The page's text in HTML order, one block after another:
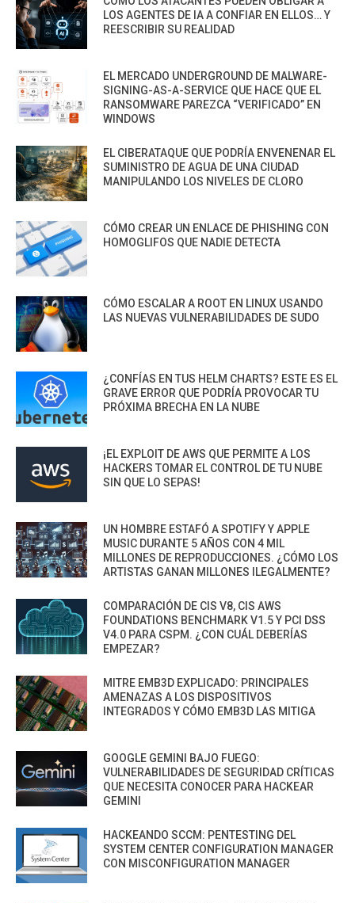
LOS AGENTES DE IA A CONFIAR EN ELLOS… Y
REESCRIBIR SU REALIDAD
EL MERCADO UNDERGROUND DE MALWARE-
SIGNING-AS-A-SERVICE QUE HACE QUE EL
RANSOMWARE PAREZCA “VERIFICADO” EN
WINDOWS
EL CIBERATAQUE QUE PODRÍA ENVENENAR EL
SUMINISTRO DE AGUA DE UNA CIUDAD
MANIPULANDO LOS NIVELES DE CLORO
CÓMO CREAR UN ENLACE DE PHISHING CON
HOMOGLIFOS QUE NADIE DETECTA
CÓMO ESCALAR A ROOT EN LINUX USANDO
LAS NUEVAS VULNERABILIDADES DE SUDO
¿CONFÍAS EN TUS HELM CHARTS? ESTE ES EL
GRAVE ERROR QUE PODRÍA PROVOCAR TU
PRÓXIMA BRECHA EN LA NUBE
¡EL EXPLOIT DE AWS QUE PERMITE A LOS
HACKERS TOMAR EL CONTROL DE TU NUBE
SIN QUE LO SEPAS!
UN HOMBRE ESTAFÓ A SPOTIFY Y APPLE
MUSIC DURANTE 5 AÑOS CON 4 MIL
MILLONES DE REPRODUCCIONES. ¿CÓMO LOS
ARTISTAS GANAN MILLONES ILEGALMENTE?
COMPARACIÓN DE CIS V8, CIS AWS
FOUNDATIONS BENCHMARK V1.5 Y PCI DSS
V4.0 PARA CSPM. ¿CON CUÁL DEBERÍAS
EMPEZAR?
MITRE EMB3D EXPLICADO: PRINCIPALES
AMENAZAS A LOS DISPOSITIVOS
INTEGRADOS Y CÓMO EMB3D LAS MITIGA
GOOGLE GEMINI BAJO FUEGO:
VULNERABILIDADES DE SEGURIDAD CRÍTICAS
QUE NECESITA CONOCER PARA HACKEAR
GEMINI
HACKEANDO SCCM: PENTESTING DEL
SYSTEM CENTER CONFIGURATION MANAGER
CON MISCONFIGURATION MANAGER